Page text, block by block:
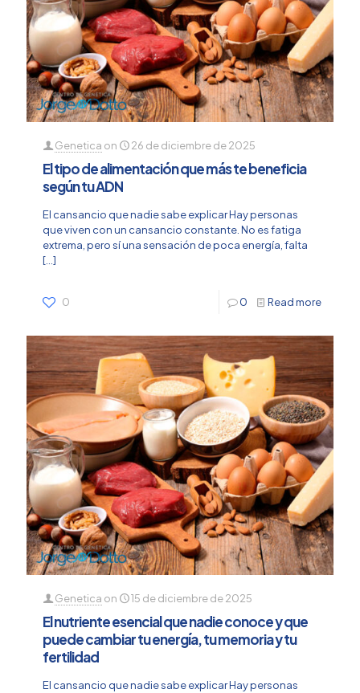
Genetica on 26 de diciembre de 2025
El tipo de alimentación que más te beneficia
según tu ADN
El cansancio que nadie sabe explicar Hay personas
que viven con un cansancio constante. No es fatiga
extrema, pero sí una sensación de poca energía, falta
[…]
0 0 Read more
Genetica on 15 de diciembre de 2025
El nutriente esencial que nadie conoce y que
puede cambiar tu energía, tu memoria y tu
fertilidad
El cansancio que nadie sabe explicar Hay personas